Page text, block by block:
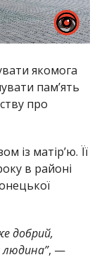
якомога
пам’ять
про
із матір’ю. Її
в районі
добрий,
людина”, —